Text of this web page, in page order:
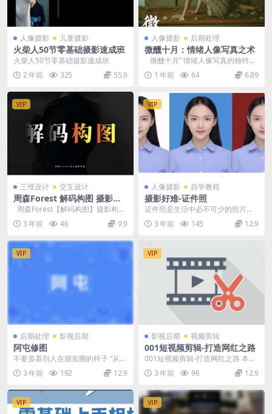
人像摄影 儿童摄影
火柴人50节零基础摄影速成班
火柴人50节零基础摄影速成班
2 年前
325 55.9
人像摄影 后期处理
微醺十月：情绪人像写真之术
微醺十月” 情绪人像写真的独特价
值在于其对情感表达的细腻捕捉和
对艺术风格的...
1 年前 64 6.89
VIP
三维设计 交互设计
周森Forest 解码构图 摄影构
图教程
周森Forest【解码构图】摄影构图
教程。 需要课程点这里 课程目...
3 年前 46 9.9
VIP
人像摄影 自学教程
摄影好难-证件照
证件照是生活中必不可少的照片。
那么我们能不能在家快速给自己拍
张证件照？其实不难。...
3 年前 145 12.9
VIP
后期处理 影视后期
阿屯修图
不要羡慕别人在朋友圈的样子 “从来
没有人叫过我P图怪，反而粉丝们对
我都很友好。”...
3 年前 192 12.9
VIP
影视后期 视频剪辑
001短视频剪辑-打造网红之路
001短视频剪辑-打造网红之路 本套
课程短视频剪辑 – 打造网红之路：
短视频运营...
3 年前 96 12.9
VIP VIP